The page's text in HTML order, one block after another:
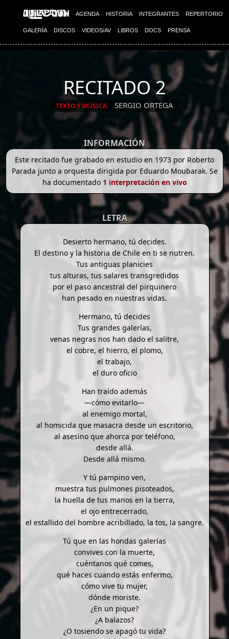
AGENDA HISTORIA INTEGRANTES REPERTORIO
GALERÍA DISCOS VIDEOS/AV LIBROS DOCS PRENSA
RECITADO 2
TEXTO Y MÚSICA SERGIO ORTEGA
INFORMACIÓN
Este recitado fue grabado en estudio en 1973 por Roberto
Parada junto a orquesta dirigida por Eduardo Moubarak. Se
ha documentado 1 interpretación en vivo
LETRA
Desierto hermano, tú decides.
El destino y la historia de Chile en ti se nutren.
Tus antiguas planicies
tus alturas, tus salares transgredidos
por el paso ancestral del pirquinero
han pesado en nuestras vidas.
Hermano, tú decides
Tus grandes galerías,
venas negras nos han dado el salitre,
el cobre, el hierro, el plomo,
el trabajo,
el duro oficio
Han traído además
—cómo evitarlo—
al enemigo mortal,
al homicida que masacra desde un escritorio,
al asesino que ahorca por teléfono,
desde allá.
Desde allá mismo.
Y tú pampino ven,
muestra tus pulmones pisoteados,
la huella de tus manos en la tierra,
el ojo entrecerrado,
el estallido del hombre acribillado, la tos, la sangre.
Tú que en las hondas galerías
convives con la muerte,
cuéntanos qué comes,
qué haces cuando estás enfermo,
cómo vive tu mujer,
dónde moriste.
¿En un pique?
¿A balazos?
¿O tosiendo se apagó tu vida?